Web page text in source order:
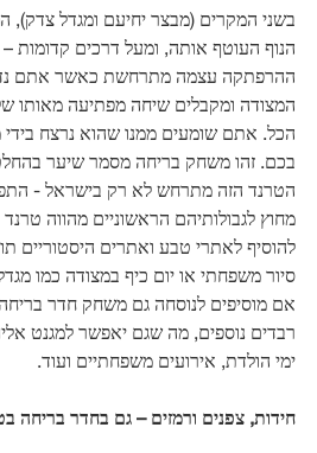
בשני המקרים (מבצר יחיעם ומגדל צדק),
הנוף העוטף אותה, ומעל דרכים קדומות –
ההרפתקה עצמה מתרחשת כאשר אתם
המצודה ומקבלים שיחה מפתיעה מאותו
הכל. אתם שומעים ממנו שהוא נרצח בידי
בכם. זהו משחק בריחה מסמר שיער
הטרנד הזה מתרחש לא רק בישראל -
מחוץ לגבולותיהם הראשוניים מהווה
להוסיף לאתרי טבע ואתרים היסטוריים
סיור משפחתי או יום כיף במצודה כמו
אם מוסיפים לנוסחה גם משחק חדר
רבדים נוספים, מה שגם יאפשר למגנט
ימי הולדת, אירועים משפחתיים ועוד.
חידות, צפנים ורמזים – גם בחדר בריחה